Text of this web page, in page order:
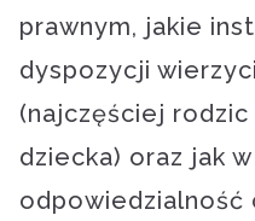
prawnym, jakie
dyspozycji
(najczęściej rodzic
dziecka) oraz jak
odpowiedzialność